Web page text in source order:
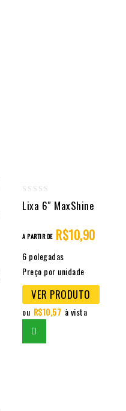
0Lixa 6″ MaxShine
A PARTIR DE R$10,90
6 polegadas
Preço por unidade
VER PRODUTO
ou R$10,57 à vista